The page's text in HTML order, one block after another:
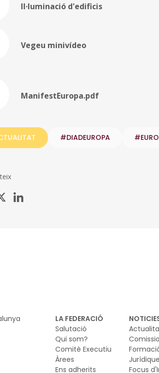
Il·luminació d'edificis
Vegeu minivídeo
ManifestEuropa.pdf
#DIADEUROPA
LA FEDERACIÓ
Salutació
Qui som?
Comitè Executiu
Àrees
Ens adherits
Focus